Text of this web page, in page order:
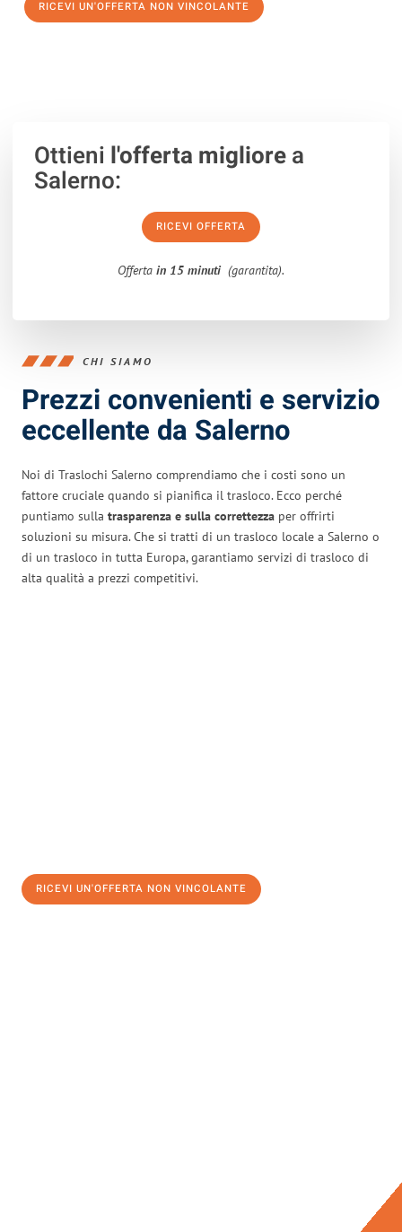
RICEVI UN'OFFERTA NON VINCOLANTE
Ottieni l'offerta migliorea
Salerno:
RICEVI OFFERTA
Offerta in 15 minuti (garantita).
CHI SIAMO
Prezzi convenienti e servizio
eccellente da Salerno
Noi di Traslochi Salerno comprendiamo che i costi sono un
fattore cruciale quando si pianifica il trasloco. Ecco perché
puntiamo sulla trasparenza e sulla correttezza per offrirti
soluzioni su misura. Che si tratti di un trasloco locale a Salerno o
di un trasloco in tutta Europa, garantiamo servizi di trasloco di
alta qualità a prezzi competitivi.
RICEVI UN'OFFERTA NON VINCOLANTE